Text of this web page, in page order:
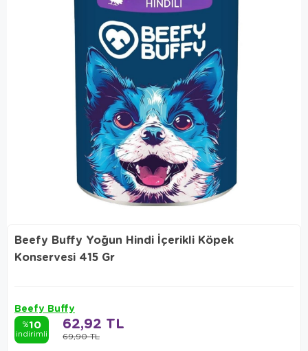
Beefy Buffy Yoğun Hindi İçerikli Köpek
Konservesi 415 Gr
Beefy Buffy
%10
indirimli 69,90 TL
62,92 TL